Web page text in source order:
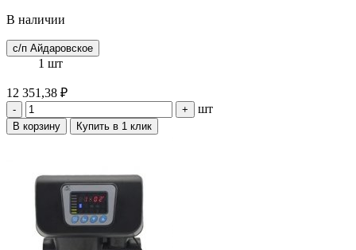
В наличии
с/п Айдаровское
1 шт
12 351,38 ₽
- + шт
В корзину Купить в 1 клик